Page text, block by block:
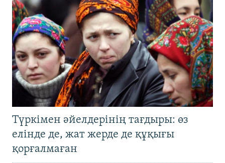
Түркімен әйелдерінің тағдыры: өз
елінде де, жат жерде де құқығы
қорғалмаған